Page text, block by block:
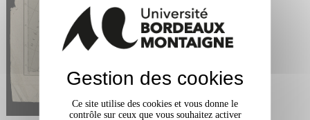
Gestion des cookies
Ce site utilise des cookies et vous donne le
contrôle sur ceux que vous souhaitez activer